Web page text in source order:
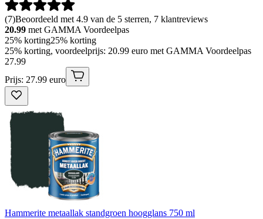
(7)Beoordeeld met 4.9 van de 5 sterren, 7 klantreviews
20.99 met GAMMA Voordeelpas
25% korting25% korting
25% korting, voordeelprijs: 20.99 euro met GAMMA Voordeelpas
27.99
Prijs: 27.99 euro
Hammerite metaallak standgroen hoogglans 750 ml